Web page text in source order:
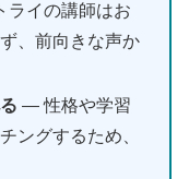
イの講師はお
、前向きな声か
— 性格や学習
ングするため、